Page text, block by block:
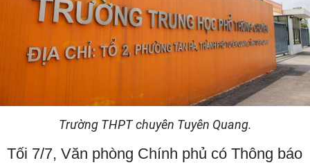
Trường THPT chuyên Tuyên Quang.
Tối 7/7, Văn phòng Chính phủ có Thông báo